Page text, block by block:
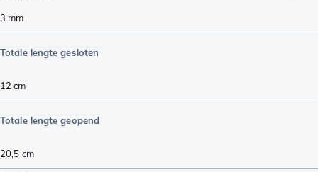
3 mm
Totale lengte gesloten
12 cm
Totale lengte geopend
20,5 cm